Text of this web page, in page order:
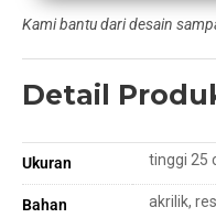
Kami bantu dari desain
Detail
Ukuran tinggi 25
Bahan akrilik,